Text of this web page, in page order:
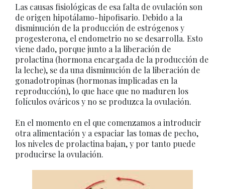
Las causas fisiológicas de esa falta de ovulación son
de origen hipotálamo-hipofisario. Debido a la
disminución de la producción de estrógenos y
progesterona, el endometrio no se desarrolla. Esto
viene dado, porque junto a la liberación de
prolactina (hormona encargada de la producción de
la leche), se da una disminución de la liberación de
gonadotropinas (hormonas implicadas en la
reproducción), lo que hace que no maduren los
folículos ováricos y no se produzca la ovulación.
En el momento en el que comenzamos a introducir
otra alimentación y a espaciar las tomas de pecho,
los niveles de prolactina bajan, y por tanto puede
producirse la ovulación.